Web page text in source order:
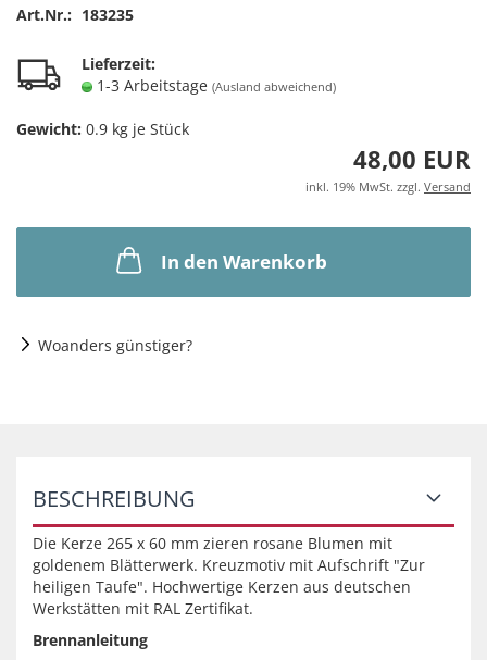
Art.Nr.: 183235
Lieferzeit:
1-3 Arbeitstage (Ausland abweichend)
Gewicht: 0.9 kg je Stück
48,00 EUR
inkl. 19% MwSt. zzgl. Versand
In den Warenkorb
Woanders günstiger?
BESCHREIBUNG
Die Kerze 265 x 60 mm zieren rosane Blumen mit
goldenem Blätterwerk. Kreuzmotiv mit Aufschrift "Zur
heiligen Taufe". Hochwertige Kerzen aus deutschen
Werkstätten mit RAL Zertifikat.
Brennanleitung